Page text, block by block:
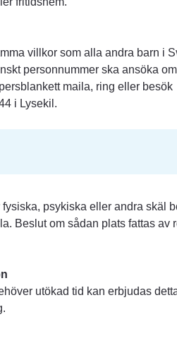
villkor som alla andra barn i
personnummer ska ansöka
maila, ring eller besök
i Lysekil.
psykiska eller andra skäl
Beslut om sådan plats fattas av
utökad tid kan erbjudas